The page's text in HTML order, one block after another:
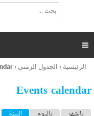
ت
ر
ل
ح
ب

أنت
هنا
الرئيسية › الجدول الزمني ›
Events calendar